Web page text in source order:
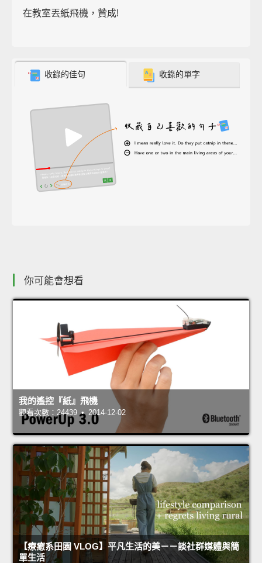
在教室丟紙飛機，贊成!
收錄的佳句 收錄的單字
你可能會想看
我的遙控『紙』飛機
觀看次數：24439 • 2014-12-02
【療癒系田園 VLOG】平凡生活的美－－談社群媒體與簡
單生活